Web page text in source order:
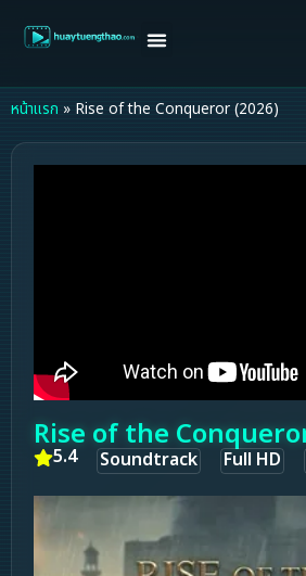
หน้าแรก » Rise of the Conqueror (2026)
Rise of the
5.4 Soundtrack Full HD